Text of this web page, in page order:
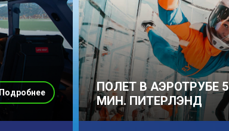
Подробнее
ПОЛЕТ В АЭРОТРУБЕ 5
МИН. ПИТЕРЛЭНД